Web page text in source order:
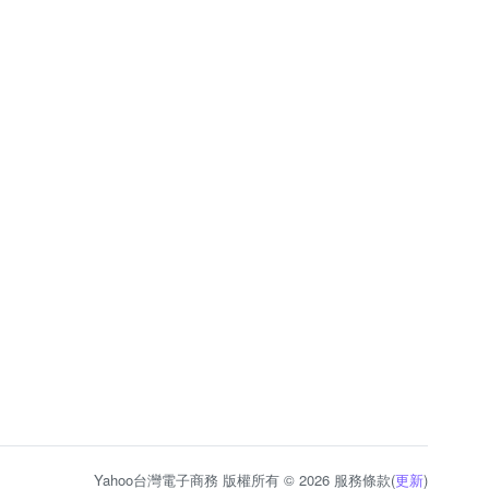
Yahoo台灣電子商務 版權所有 © 2026 服務條款(更新)